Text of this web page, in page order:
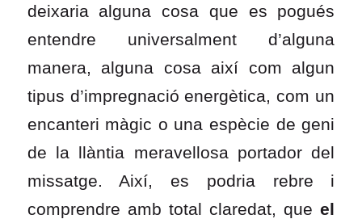
deixaria alguna cosa que es pogués
entendre universalment d’alguna
manera, alguna cosa així com algun
tipus d’impregnació energètica, com un
encanteri màgic o una espècie de geni
de la llàntia meravellosa portador del
missatge. Així, es podria rebre i
comprendre amb total claredat, queel